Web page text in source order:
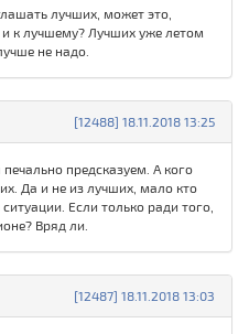
лучших, может это,
к лучшему? Лучших уже летом
не надо.
[12488] 18.11.2018 13:25
предсказуем. А кого
Да и не из лучших, мало кто
Если только ради того,
Вряд ли.
[12487] 18.11.2018 13:03